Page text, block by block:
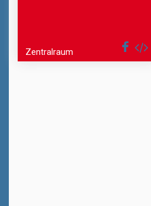
Zentralraum